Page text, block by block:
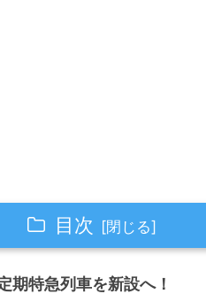
目次
期特急列車を新設へ！